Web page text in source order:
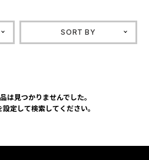
SORT BY
は見つかりませんでした。
定して検索してください。